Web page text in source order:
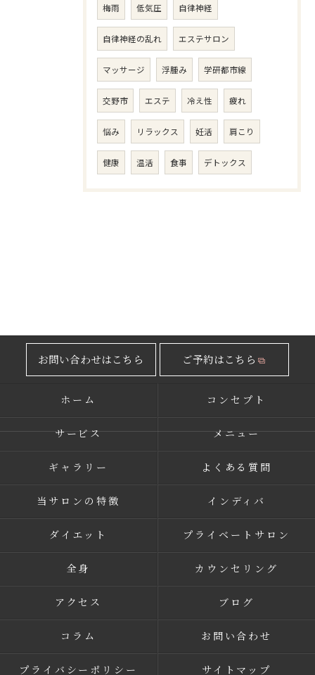
梅雨 低気圧 自律神経
自律神経の乱れ エステサロン
マッサージ 浮腫み 学研都市線
交野市 エステ 冷え性 疲れ
悩み リラックス 妊活 肩こり
健康 温活 食事 デトックス
お問い合わせはこちら ご予約はこちら
ホーム コンセプト
サービス メニュー
ギャラリー よくある質問
当サロンの特徴 インディバ
ダイエット プライベートサロン
全身 カウンセリング
アクセス ブログ
コラム お問い合わせ
プライバシーポリシー サイトマップ